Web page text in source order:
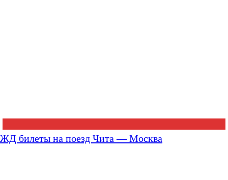
ЖД билеты на поезд Чита — Москва